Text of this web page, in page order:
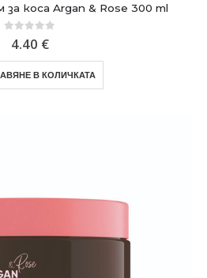
коса Argan & Rose 300 ml
out of 5
4.40 €
В КОЛИЧКАТА